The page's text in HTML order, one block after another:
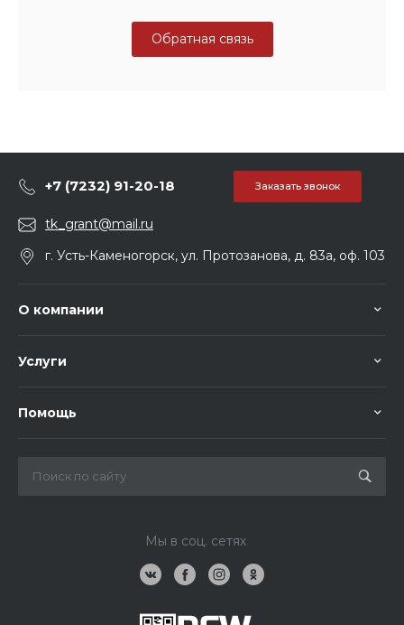
Обратная связь
+7 (7232) 91-20-18 Заказать звонок
tk_grant@mail.ru
г. Усть-Каменогорск, ул. Протозанова, д. 83а, оф. 103
О компании
Услуги
Помощь
Мы в соц. сетях